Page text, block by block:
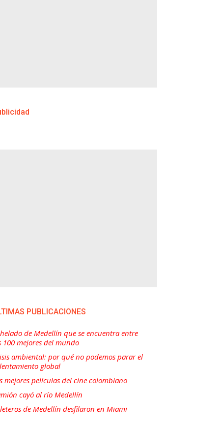
PUBLICACIONES
de Medellín que se encuentra entre
100 mejores del mundo
ambiental: por qué no podemos parar el
global
mejores películas del cine colombiano
cayó al río Medellín
de Medellín desfilaron en Miami